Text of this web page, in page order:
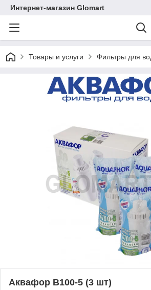
Интернет-магазин Glomart
Товары и услуги Фильтры для
Аквафор B100-5 (3 шт)